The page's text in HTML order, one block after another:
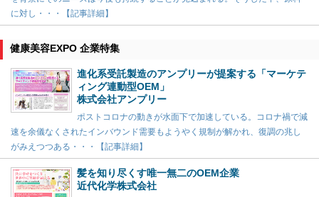
に対し・・・【記事詳細】
健康美容EXPO 企業特集
進化系受託製造のアンプリーが提案する「マーケテ
ィング連動型OEM」
株式会社アンプリー
ポストコロナの動きが水面下で加速している。コロナ禍で減
速を余儀なくされたインバウンド需要もようやく規制が解かれ、復調の兆し
がみえつつある・・・【記事詳細】
髪を知り尽くす唯一無二のOEM企業
近代化学株式会社